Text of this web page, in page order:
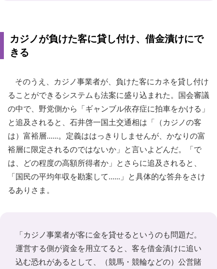
カジノが負けた客に貸し付け、借金漬けにで
きる
そのうえ、カジノ事業者が、負けた客にカネを貸し付け
ることができるシステムも法案に盛り込まれた。国会審議
の中で、野党側から「ギャンブル依存症に拍車をかける」
と追及されると、石井啓一国土交通相は「（カジノの客
は）富裕層......。定義ははっきりしませんが、かなりの富
裕層に限定されるのではないか」と言いよどんだ。「で
は、どの程度の高額所得者か」とさらに追及されると、
「国民の平均年収を勘案して......」と具体的な答弁をさけ
るありさま。
「カジノ事業者が客に金を貸せるというのも問題だ。
運営する側が資金を用立てると、客を借金漬けに追い
込む恐れがあるとして、（競馬・競輪などの）公営賭